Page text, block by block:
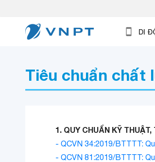
DI
Tiêu chuẩn chất
1. QUY CHUẨN KỸ
- QCVN 34:2019/BTTTT:
- QCVN 81:2019/BTTTT: